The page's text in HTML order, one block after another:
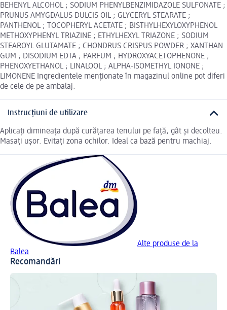
BEHENYL ALCOHOL ; SODIUM PHENYLBENZIMIDAZOLE SULFONATE ;
PRUNUS AMYGDALUS DULCIS OIL ; GLYCERYL STEARATE ;
PANTHENOL ; TOCOPHERYL ACETATE ; BISTHYLHEXYLOXYPHENOL
METHOXYPHENYL TRIAZINE ; ETHYLHEXYL TRIAZONE ; SODIUM
STEAROYL GLUTAMATE ; CHONDRUS CRISPUS POWDER ; XANTHAN
GUM ; DISODIUM EDTA ; PARFUM ; HYDROXYACETOPHENONE ;
PHENOXYETHANOL ; LINALOOL ; ALPHA-ISOMETHYL IONONE ;
LIMONENE Ingredientele menționate în magazinul online pot diferi
de cele de pe ambalaj.
Instrucțiuni de utilizare
Aplicați dimineața după curățarea tenului pe față, gât și decolteu.
Masați ușor. Evitați zona ochilor. Ideal ca bază pentru machiaj.
Alte produse de la
Balea
Recomandări